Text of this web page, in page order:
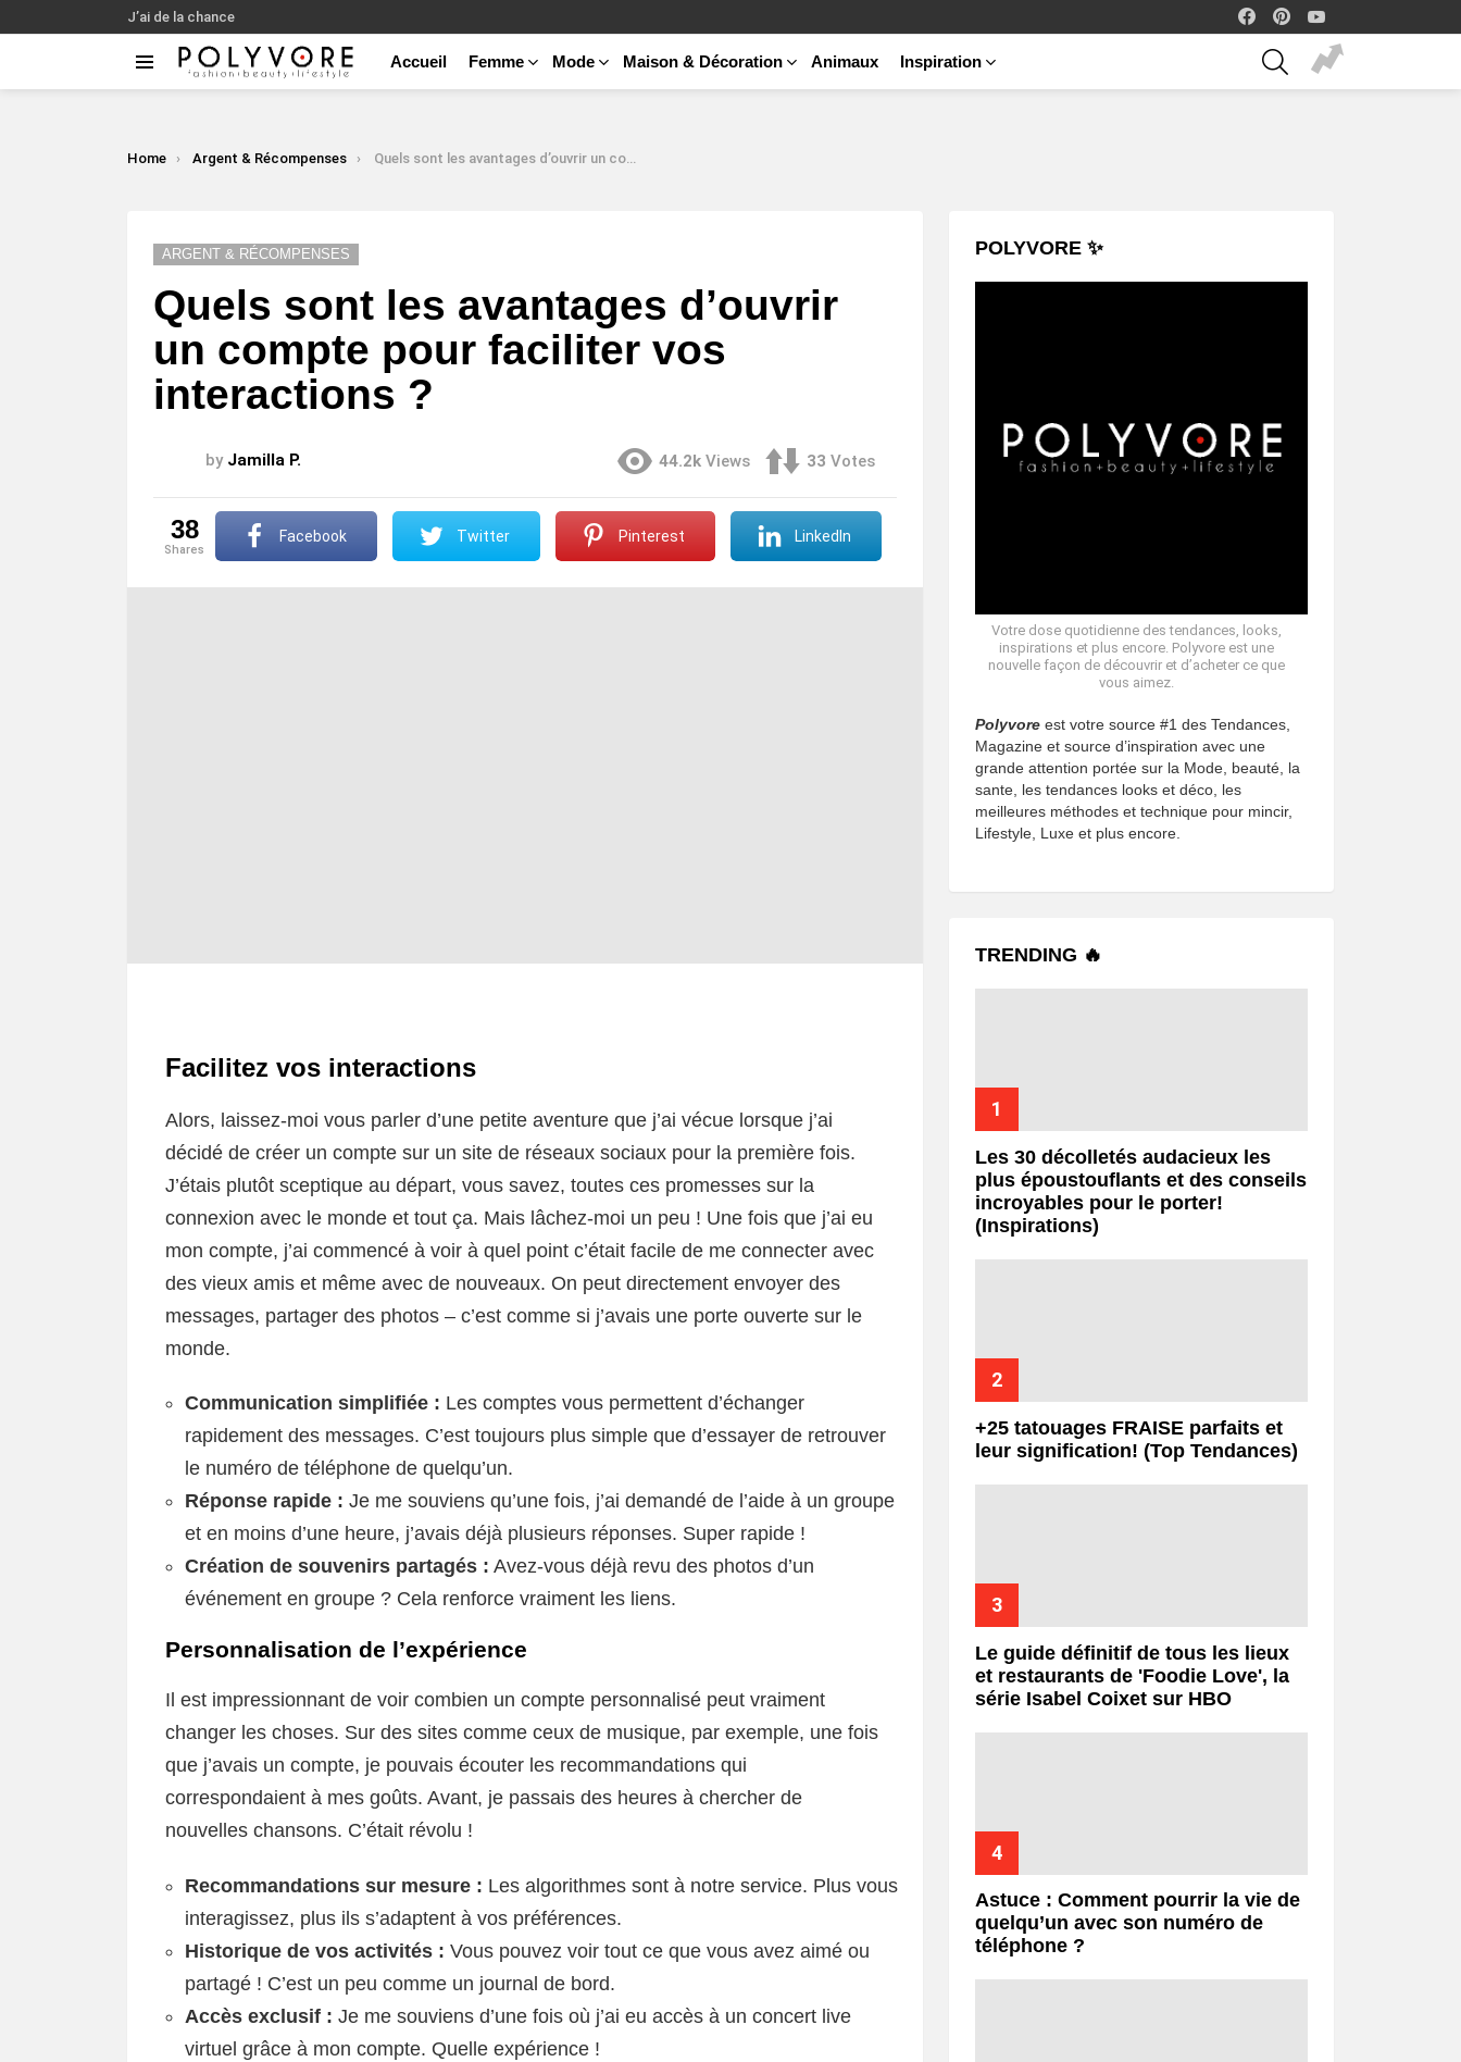
J’ai de la chance
facebook
Accueil Femme Mode Maison & Décoration Animaux Inspiration
SEARCH
You are here:
Home Argent & Récompenses Quels sont les avantages d’ouvrir un compte pour faciliter vos interactions ?
ARGENT & RÉCOMPENSES
Quels sont les avantages d’ouvrir
un compte pour faciliter vos
interactions ?
by Jamilla P. 44.2k Views 33 Votes
38
shares
Facebook Twitter Pinterest LinkedIn
Facilitez vos interactions
Alors, laissez-moi vous parler d’une petite aventure que j’ai vécue lorsque j’ai
décidé de créer un compte sur un site de réseaux sociaux pour la première fois.
J’étais plutôt sceptique au départ, vous savez, toutes ces promesses sur la
connexion avec le monde et tout ça. Mais lâchez-moi un peu ! Une fois que j’ai eu
mon compte, j’ai commencé à voir à quel point c’était facile de me connecter avec
des vieux amis et même avec de nouveaux. On peut directement envoyer des
messages, partager des photos – c’est comme si j’avais une porte ouverte sur le
monde.
Communication simplifiée : Les comptes vous permettent d’échanger
rapidement des messages. C’est toujours plus simple que d’essayer de retrouver
le numéro de téléphone de quelqu’un.
Réponse rapide : Je me souviens qu’une fois, j’ai demandé de l’aide à un groupe
et en moins d’une heure, j’avais déjà plusieurs réponses. Super rapide !
Création de souvenirs partagés : Avez-vous déjà revu des photos d’un
événement en groupe ? Cela renforce vraiment les liens.
Personnalisation de l’expérience
Il est impressionnant de voir combien un compte personnalisé peut vraiment
changer les choses. Sur des sites comme ceux de musique, par exemple, une fois
que j’avais un compte, je pouvais écouter les recommandations qui
correspondaient à mes goûts. Avant, je passais des heures à chercher de
nouvelles chansons. C’était révolu !
Recommandations sur mesure : Les algorithmes sont à notre service. Plus vous
interagissez, plus ils s’adaptent à vos préférences.
Historique de vos activités : Vous pouvez voir tout ce que vous avez aimé ou
partagé ! C’est un peu comme un journal de bord.
Accès exclusif : Je me souviens d’une fois où j’ai eu accès à un concert live
virtuel grâce à mon compte. Quelle expérience !
POLYVORE ✨
Votre dose quotidienne des tendances, looks,
inspirations et plus encore. Polyvore est une
nouvelle façon de découvrir et d’acheter ce que
vous aimez.
Polyvore est votre source #1 des Tendances,
Magazine et source d’inspiration avec une
grande attention portée sur la Mode, beauté, la
sante, les tendances looks et déco, les
meilleures méthodes et technique pour mincir,
Lifestyle, Luxe et plus encore.
TRENDING 🔥
Les 30 décolletés audacieux les
plus époustouflants et des conseils
incroyables pour le porter!
(Inspirations)
+25 tatouages ​​FRAISE parfaits et
leur signification! (Top Tendances)
Le guide définitif de tous les lieux
et restaurants de 'Foodie Love', la
série Isabel Coixet sur HBO
Astuce : Comment pourrir la vie de
quelqu’un avec son numéro de
téléphone ?